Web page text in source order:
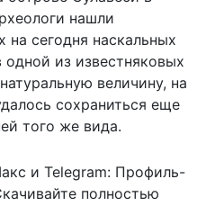
нашли
на сегодня наскальных
из известняковых
величину, на
сохраниться еще
того же вида.
и Telegram: Профиль-
полностью